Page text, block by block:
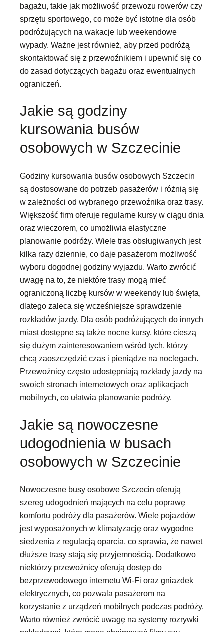
bagażu, takie jak możliwość przewozu rowerów czy
sprzętu sportowego, co może być istotne dla osób
podróżujących na wakacje lub weekendowe
wypady. Ważne jest również, aby przed podróżą
skontaktować się z przewoźnikiem i upewnić się co
do zasad dotyczących bagażu oraz ewentualnych
ograniczeń.
Jakie są godziny
kursowania busów
osobowych w Szczecinie
Godziny kursowania busów osobowych Szczecin
są dostosowane do potrzeb pasażerów i różnią się
w zależności od wybranego przewoźnika oraz trasy.
Większość firm oferuje regularne kursy w ciągu dnia
oraz wieczorem, co umożliwia elastyczne
planowanie podróży. Wiele tras obsługiwanych jest
kilka razy dziennie, co daje pasażerom możliwość
wyboru dogodnej godziny wyjazdu. Warto zwrócić
uwagę na to, że niektóre trasy mogą mieć
ograniczoną liczbę kursów w weekendy lub święta,
dlatego zaleca się wcześniejsze sprawdzenie
rozkładów jazdy. Dla osób podróżujących do innych
miast dostępne są także nocne kursy, które cieszą
się dużym zainteresowaniem wśród tych, którzy
chcą zaoszczędzić czas i pieniądze na noclegach.
Przewoźnicy często udostępniają rozkłady jazdy na
swoich stronach internetowych oraz aplikacjach
mobilnych, co ułatwia planowanie podróży.
Jakie są nowoczesne
udogodnienia w busach
osobowych w Szczecinie
Nowoczesne busy osobowe Szczecin oferują
szereg udogodnień mających na celu poprawę
komfortu podróży dla pasażerów. Wiele pojazdów
jest wyposażonych w klimatyzację oraz wygodne
siedzenia z regulacją oparcia, co sprawia, że nawet
dłuższe trasy stają się przyjemnością. Dodatkowo
niektórzy przewoźnicy oferują dostęp do
bezprzewodowego internetu Wi-Fi oraz gniazdek
elektrycznych, co pozwala pasażerom na
korzystanie z urządzeń mobilnych podczas podróży.
Warto również zwrócić uwagę na systemy rozrywki